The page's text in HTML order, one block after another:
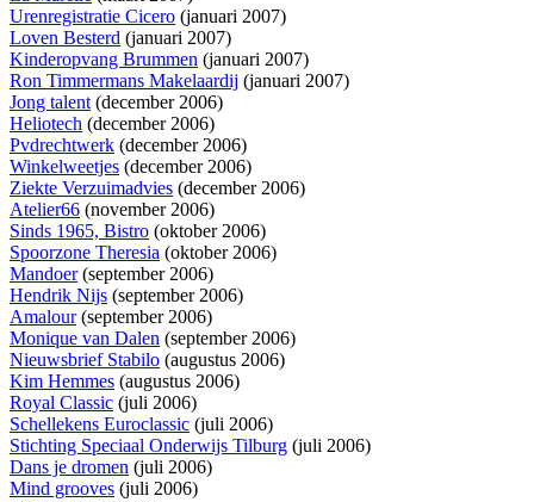
Urenregistratie Cicero (januari 2007)
Loven Besterd (januari 2007)
Kinderopvang Brummen (januari 2007)
Ron Timmermans Makelaardij (januari 2007)
Jong talent(december 2006)
Heliotech (december 2006)
Pvdrechtwerk (december 2006)
Winkelweetjes (december 2006)
Ziekte Verzuimadvies (december 2006)
Atelier66 (november 2006)
Sinds 1965, Bistro (oktober 2006)
Spoorzone Theresia (oktober 2006)
Mandoer(september 2006)
Hendrik Nijs (september 2006)
Amalour(september 2006)
Monique van Dalen (september 2006)
Nieuwsbrief Stabilo (augustus 2006)
Kim Hemmes (augustus 2006)
Royal Classic (juli 2006)
Schellekens Euroclassic (juli 2006)
Stichting Speciaal Onderwijs Tilburg (juli 2006)
Dans je dromen (juli 2006)
Mind grooves (juli 2006)